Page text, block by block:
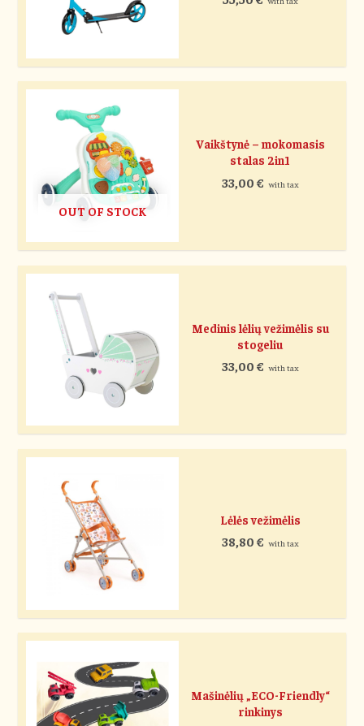
OUT OF STOCK
Vaikštynė – mokomasis
stalas 2in1
33,00 € with tax
Medinis lėlių vežimėlis su
stogeliu
33,00 € with tax
Lėlės vežimėlis
38,80 € with tax
Mašinėlių „ECO-Friendly“
rinkinys